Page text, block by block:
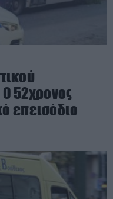
52χρονος
επεισόδιο